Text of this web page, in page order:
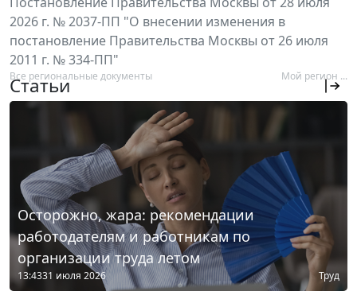
2026 г. № 2037-ПП "О внесении изменения в
постановление Правительства Москвы от 26 июля
2011 г. № 334-ПП"
Все региональные документы Мой регион ...
Статьи
Осторожно, жара: рекомендации
работодателям и работникам по
организации труда летом
13:4331 июля 2026 Труд